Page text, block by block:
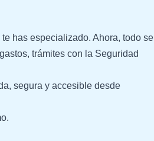
has especializado. Ahora, todo se
trámites con la Seguridad
segura y accesible desde